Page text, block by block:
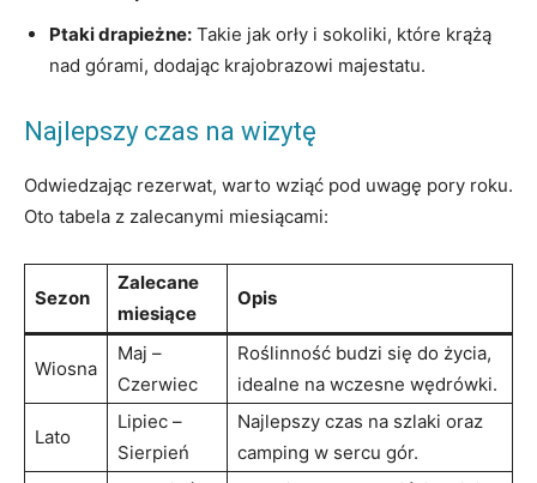
Ptaki drapieżne: Takie jak orły i sokoliki, które krążą
nad górami, dodając krajobrazowi majestatu.
Najlepszy czas na wizytę
Odwiedzając rezerwat, warto wziąć pod uwagę pory roku.
Oto tabela z zalecanymi miesiącami:
Sezon
Zalecane
miesiące
Opis
Wiosna
Maj –
Czerwiec
Roślinność budzi się do życia,
idealne na wczesne wędrówki.
Lato
Lipiec –
Sierpień
Najlepszy czas na szlaki oraz
camping w sercu gór.